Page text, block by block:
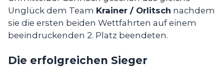
Unglück dem Team Krainer / Orlitsch nachdem
sie die ersten beiden Wettfahrten auf einem
beeindruckenden 2. Platz beendeten.
Die erfolgreichen Sieger